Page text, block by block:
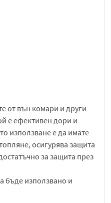
от вън комари и други
е ефективен дори и
използване е да имате
осигурява защита
за защита през
бъде използвано и